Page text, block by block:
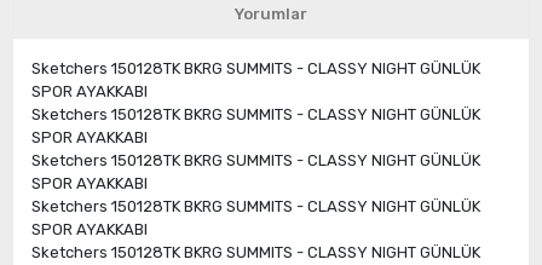
Yorumlar
Sketchers 150128TK BKRG SUMMITS - CLASSY NIGHT GÜNLÜK
SPOR AYAKKABI
Sketchers 150128TK BKRG SUMMITS - CLASSY NIGHT GÜNLÜK
SPOR AYAKKABI
Sketchers 150128TK BKRG SUMMITS - CLASSY NIGHT GÜNLÜK
SPOR AYAKKABI
Sketchers 150128TK BKRG SUMMITS - CLASSY NIGHT GÜNLÜK
SPOR AYAKKABI
Sketchers 150128TK BKRG SUMMITS - CLASSY NIGHT GÜNLÜK